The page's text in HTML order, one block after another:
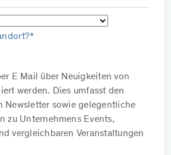
E Mail über Neuigkeiten von
werden. Dies umfasst den
Newsletter sowie gelegentliche
zu Unternehmens Events,
vergleichbaren Veranstaltungen